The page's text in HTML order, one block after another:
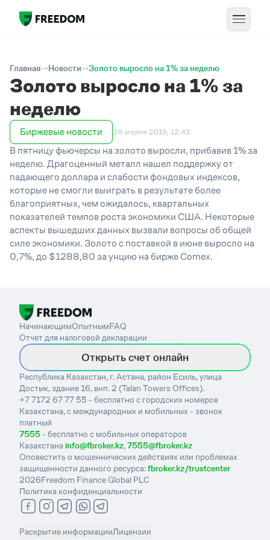
Главная Новости Золото выросло на 1% за неделю
Золото выросло на 1% за
неделю
Биржевые новости 28 апреля 2019, 12:42
В пятницу фьючерсы на золото выросли, прибавив 1% за
неделю. Драгоценный металл нашел поддержку от
падающего доллара и слабости фондовых индексов,
которые не смогли выиграть в результате более
благоприятных, чем ожидалось, квартальных
показателей темпов роста экономики США. Некоторые
аспекты вышедших данных вызвали вопросы об общей
силе экономики. Золото с поставкой в июне выросло на
0,7%, до $1288,80 за унцию на бирже Comex.
НачинающимОпытнымFAQ
Отчет для налоговой декларации
Открыть счет онлайн
Республика Казахстан, г. Астана, район Есиль, улица
Достык, здание 16, внп. 2 (Talan Towers Offices).
+7 7172 67 77 55 - бесплатно с городских номеров
Казахстана, с международных и мобильных - звонок
платный
7555- бесплатно с мобильных операторов
Казахстанаinfo@fbroker.kz,7555@fbroker.kz
Оповестить о мошеннических действиях или проблемах
защищенности данного ресурса:fbroker.kz/trustcenter
2026Freedom Finance Global PLC
Политика конфиденциальности
Раскрытие информацииЛицензии